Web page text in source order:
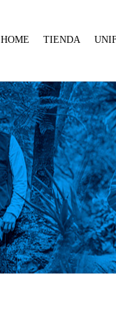
HOME TIENDA